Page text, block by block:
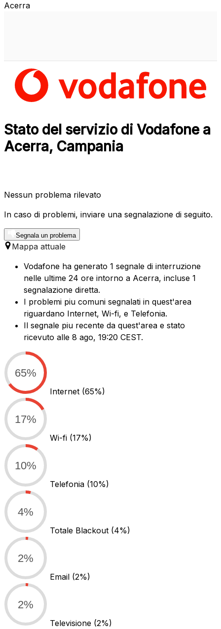
Acerra
Stato del servizio di Vodafone a
Acerra, Campania
Nessun problema rilevato
In caso di problemi, inviare una segnalazione di seguito.
Segnala un problema
Mappa attuale
Vodafone ha generato 1 segnale di interruzione
nelle ultime 24 ore intorno a Acerra, incluse 1
segnalazione diretta.
I problemi piu comuni segnalati in quest'area
riguardano Internet, Wi-fi, e Telefonia.
Il segnale piu recente da quest'area e stato
ricevuto alle 8 ago, 19:20 CEST.
65%
Internet (65%)
17%
Wi-fi (17%)
10%
Telefonia (10%)
4%
Totale Blackout (4%)
2%
Email (2%)
2%
Televisione (2%)